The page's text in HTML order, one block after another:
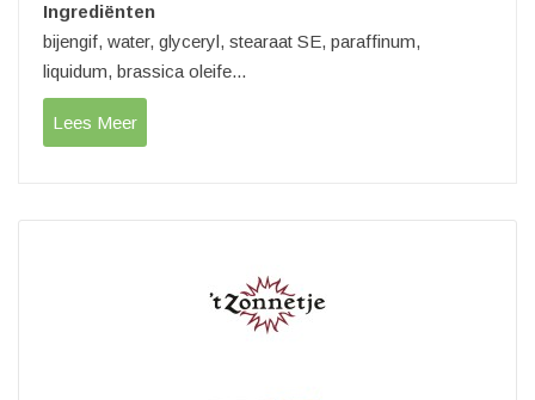
Ingrediënten
bijengif, water, glyceryl, stearaat SE, paraffinum,
liquidum, brassica oleife...
Lees Meer